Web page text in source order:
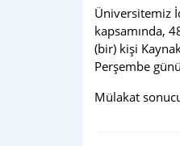
Üniversitemiz
kapsamında,
(bir) kişi
Perşembe
Mülakat